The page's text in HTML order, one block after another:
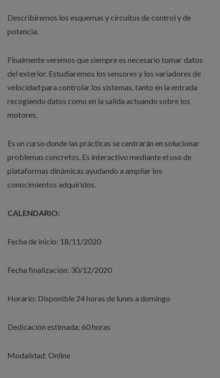
Describiremos los esquemas y circuitos de control y de
potencia.
Finalmente veremos que siempre es necesario tomar datos
del exterior. Estudiaremos los sensores y los variadores de
velocidad para controlar los sistemas, tanto en la entrada
recogiendo datos como en la salida actuando sobre los
motores.
Es un curso donde las prácticas se centrarán en solucionar
problemas concretos. Es interactivo mediante el uso de
plataformas dinámicas ayudando a ampliar los
conocimientos adquiridos.
CALENDARIO:
Fecha de inicio: 18/11/2020
Fecha finalización: 30/12/2020
Horario: Disponible 24 horas de lunes a domingo
Dedicación estimada: 60 horas
Modalidad: Online